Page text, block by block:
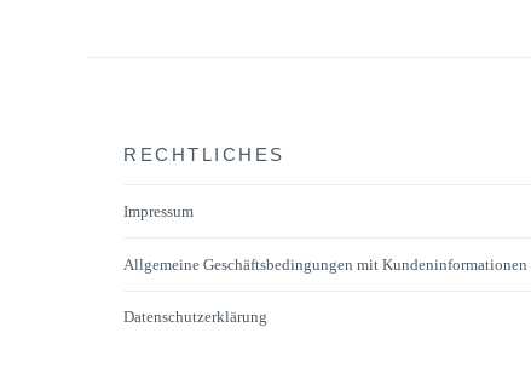
gewählt
RECHTLICHES
Impressum
Allgemeine Geschäftsbedingungen mit Kundeninformationen
Datenschutzerklärung